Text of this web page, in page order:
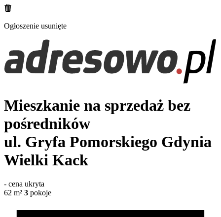
Ogłoszenie usunięte
Mieszkanie na sprzedaż bez
pośredników
ul. Gryfa Pomorskiego Gdynia
Wielki Kack
- cena ukryta
62 m² 3 pokoje